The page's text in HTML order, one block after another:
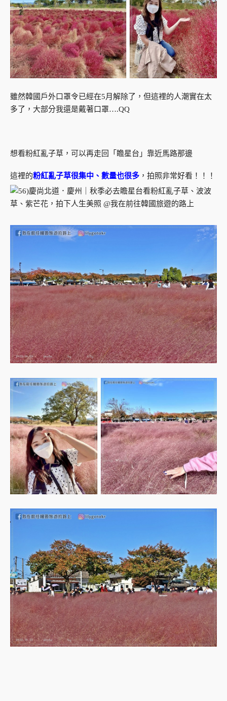
雖然韓國戶外口罩令已經在5月解除了，但這裡的人潮實在太
多了，大部分我還是戴著口罩….QQ
想看粉紅亂子草，可以再走回「瞻星台」靠近馬路那邊
這裡的粉紅亂子草很集中、數量也很多 ，拍照非常好看！！！